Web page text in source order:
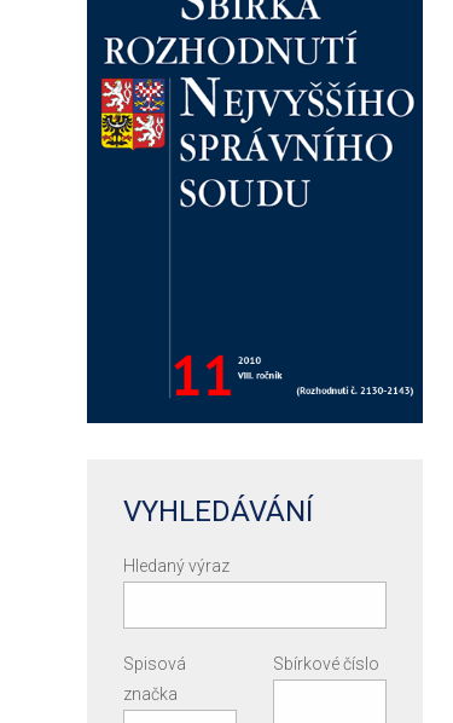
VYHLEDÁVÁNÍ
Hledaný výraz
Spisová
značka
Sbírkové číslo